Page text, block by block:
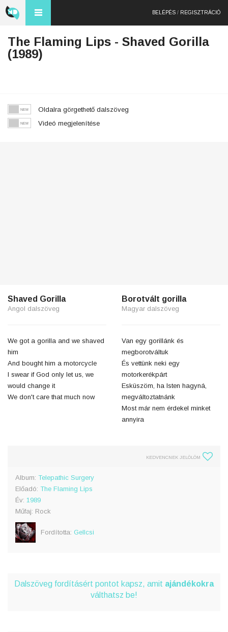
BELÉPÉS / REGISZTRÁCIÓ
The Flaming Lips - Shaved Gorilla
(1989)
Oldalra görgethető dalszöveg
Videó megjelenítése
Shaved Gorilla
Angol dalszöveg
We got a gorilla and we shaved
him
And bought him a motorcycle
I swear if God only let us, we
would change it
We don't care that much now
Borotvált gorilla
Magyar dalszöveg
Van egy gorillánk és
megborotváltuk
És vettünk neki egy
motorkerékpárt
Esküszöm, ha Isten hagyná,
megváltoztatnánk
Most már nem érdekel minket
annyira
KEDVENCNEK JELÖLÖM
Album: Telepathic Surgery
Előadó: The Flaming Lips
Év: 1989
Műfaj: Rock
Fordította: Gellcsi
Dalszöveg fordításért pontot kapsz, amit ajándékokra
válthatsz be!